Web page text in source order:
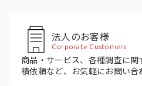
サービストップ
マーケティングリサーチ
法人のお客様
Corporate Customers
商品・サービス、各種調査に
積依頼など、お気軽にお問い合